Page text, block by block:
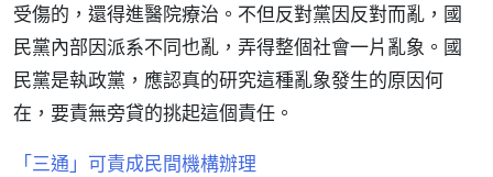
受傷的，還得進醫院療治。不但反對黨因反對而亂，國
民黨內部因派系不同也亂，弄得整個社會一片亂象。國
民黨是執政黨，應認真的研究這種亂象發生的原因何
在，要責無旁貸的挑起這個責任。
「三通」可責成民間機構辦理